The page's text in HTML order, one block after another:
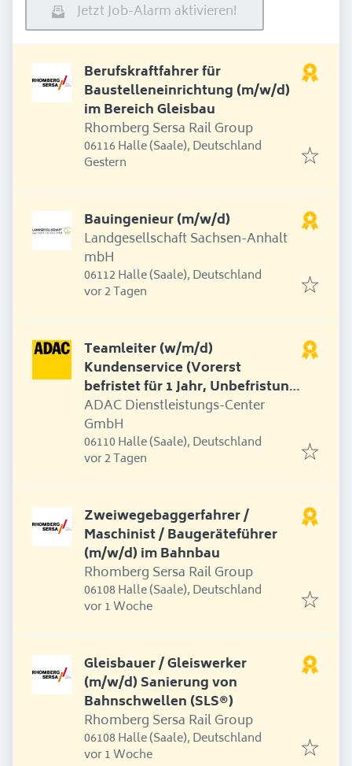
Jetzt Job-Alarm aktivieren!
Berufskraftfahrer für
Baustelleneinrichtung (m/w/d)
im Bereich Gleisbau
Rhomberg Sersa Rail Group
06116 Halle (Saale), Deutschland
Erschienen
Gestern
Bauingenieur (m/w/d)
Landgesellschaft Sachsen-Anhalt
mbH
06112 Halle (Saale), Deutschland
Erschienen:
vor 2 Tagen
Teamleiter (w/m/d)
Kundenservice (Vorerst
befristet für 1 Jahr, Unbefristung
vorgesehen)
ADAC Dienstleistungs-Center
GmbH
06110 Halle (Saale), Deutschland
Erschienen:
vor 2 Tagen
Zweiwegebaggerfahrer /
Maschinist / Baugeräteführer
(m/w/d) im Bahnbau
Rhomberg Sersa Rail Group
06108 Halle (Saale), Deutschland
Erschienen:
vor 1 Woche
Gleisbauer / Gleiswerker
(m/w/d) Sanierung von
Bahnschwellen (SLS®)
Rhomberg Sersa Rail Group
06108 Halle (Saale), Deutschland
Erschienen:
vor 1 Woche